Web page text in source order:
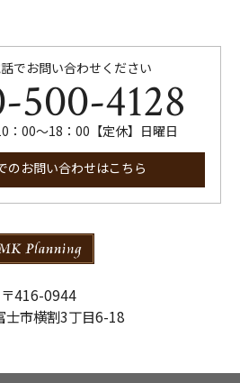
でお問い合わせください
500-4128
：00～18：00【定休】日曜日
のお問い合わせはこちら
〒416-0944
士市横割3丁目6-18